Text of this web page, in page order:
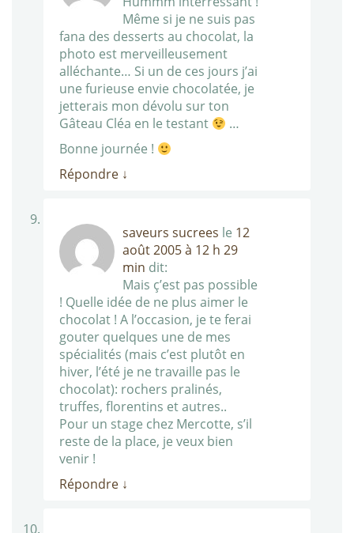
Même si je ne suis pas
fana des desserts au chocolat, la
photo est merveilleusement
alléchante… Si un de ces jours j’ai
une furieuse envie chocolatée, je
jetterais mon dévolu sur ton
Gâteau Cléa en le testant
…
Bonne journée !
Répondre ↓
saveurs sucrees le 12
août 2005 à 12 h 29
min dit:
Mais ç’est pas possible
! Quelle idée de ne plus aimer le
chocolat ! A l’occasion, je te ferai
gouter quelques une de mes
spécialités (mais c’est plutôt en
hiver, l’été je ne travaille pas le
chocolat): rochers pralinés,
truffes, florentins et autres..
Pour un stage chez Mercotte, s’il
reste de la place, je veux bien
venir !
Répondre ↓